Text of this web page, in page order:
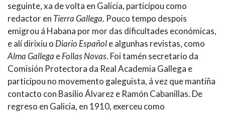
seguinte, xa de volta en Galicia, participou como
redactor en Tierra Gallega. Pouco tempo despois
emigrou á Habana por mor das dificultades económicas,
e alí dirixiu o Diario Españole algunhas revistas, como
Alma Gallega eFollas Novas. Foi tamén secretario da
Comisión Protectora da Real Academia Gallega e
participou no movemento galeguista, á vez que mantiña
contacto con Basilio Álvarez e Ramón Cabanillas. De
regreso en Galicia, en 1910, exerceu como